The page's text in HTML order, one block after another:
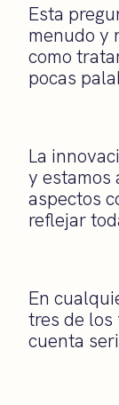
Esta
menudo y
como
pocas
La
y estamos
aspectos
reflejar
En
tres de los
cuenta